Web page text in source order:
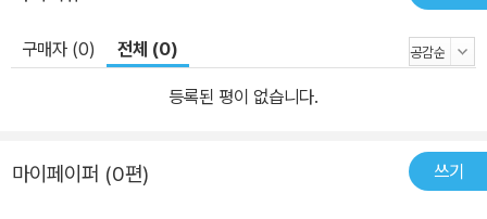
구매자 (0) 전체 (0)
등록된 평이 없습니다.
마이페이퍼 (0편) 쓰기